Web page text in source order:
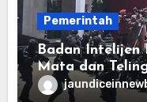
Pemerintah
Badan Intelijen
Mata dan
Menjaga